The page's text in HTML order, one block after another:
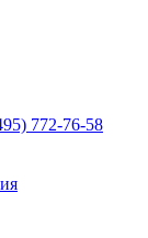
772-76-58